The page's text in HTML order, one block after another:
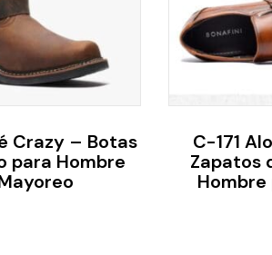
Crazy – Botas
para Hombre
C-171
Zapatos